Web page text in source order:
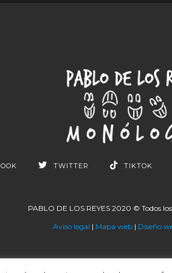
TWITTER TIKTOK
PABLO DE LOS REYES 2020 © Todos
Aviso legal | Mapa web | Diseño